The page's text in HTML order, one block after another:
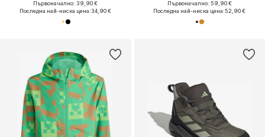
Първоначално: 39,90 €
Последна най-ниска цена:34,90 €
Първоначално: 59,90 €
Последна най-ниска цена:52,90 €